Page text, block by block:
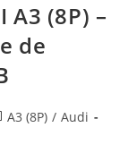
A3 (8P) –
de
A3 (8P) / Audi